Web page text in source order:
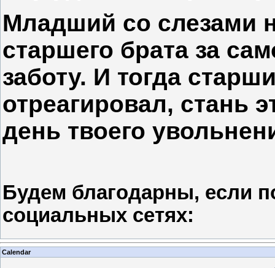
Младший со слезами
старшего брата за
заботу. И тогда
отреагировал, стань
день твоего
Будем благодарны, если
социальных сетях:
Calendar